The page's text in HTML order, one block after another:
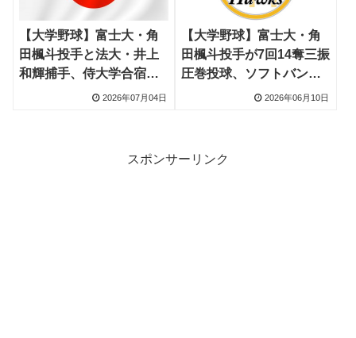
【大学野球】富士大・角
田楓斗投手と法大・井上
和輝捕手、侍大学合宿で
監督絶賛 最速153キロ右
2026年07月04日
【大学野球】富士大・角
田楓斗投手が7回14奪三振
圧巻投球、ソフトバン
ク・日本ハム・広島・ロ
2026年06月10日
スポンサーリンク